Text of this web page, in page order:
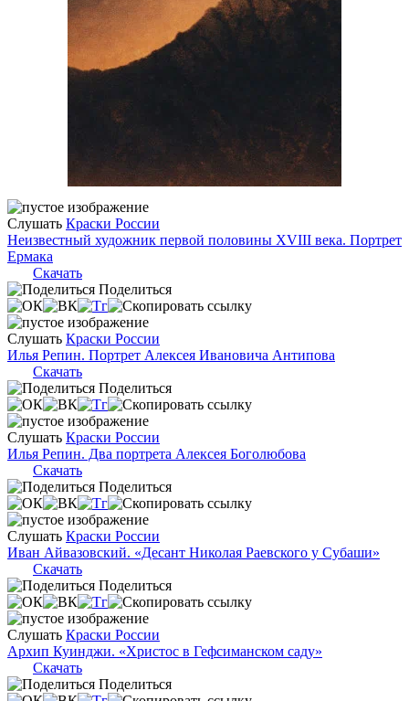
Слушать Краски России
Неизвестный художник первой половины XVIII века. Портрет
Ермака
Скачать
Поделиться
Слушать Краски России
Илья Репин. Портрет Алексея Ивановича Антипова
Скачать
Поделиться
Слушать Краски России
Илья Репин. Два портрета Алексея Боголюбова
Скачать
Поделиться
Слушать Краски России
Иван Айвазовский. «Десант Николая Раевского у Субаши»
Скачать
Поделиться
Слушать Краски России
Архип Куинджи. «Христос в Гефсиманском саду»
Скачать
Поделиться